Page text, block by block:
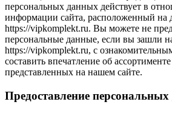
персональных данных действует в
информации сайта, расположенный на
https://vipkomplekt.ru. Вы можете не
персональные данные, если вы зашли
https://vipkomplekt.ru, с
составить впечатление об
представленных на нашем сайте.
Предоставление